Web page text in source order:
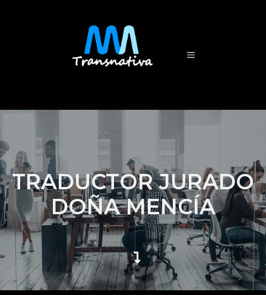
TRADUCTOR JURADO
DOÑA MENCÍA